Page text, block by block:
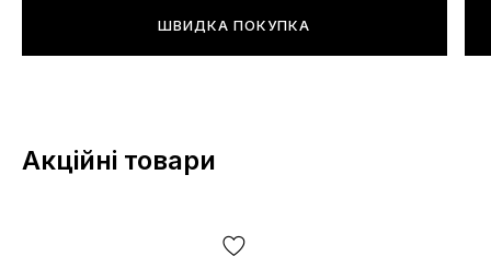
тому числі, але не виключно — розташування
виробник може змінювати БЕЗ ПОПЕРЕДЖЕННЯ, у
тому числі, але не виключно — дизайн, комплектацію,
року випуску, країни виробника тощо!
ШВИДКА ПОКУПКА
Акційні товари